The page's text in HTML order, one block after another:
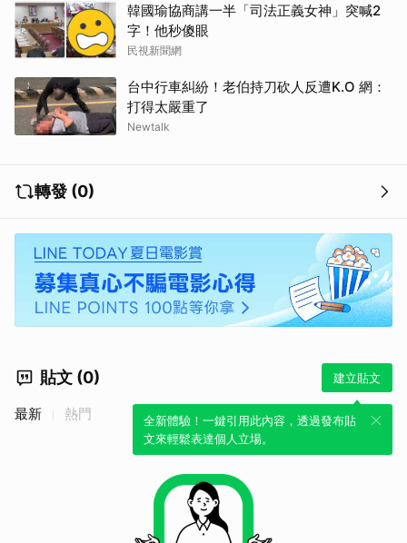
韓國瑜協商講一半「司法正義女神」突喊2
字！他秒傻眼
民視新聞網
台中行車糾紛！老伯持刀砍人反遭K.O 網：
打得太嚴重了
Newtalk
轉發 (0)
貼文 (0) 建立貼文
全新體驗！一鍵引用此內容，透過發布貼
文來輕鬆表達個人立場。
最新 熱門